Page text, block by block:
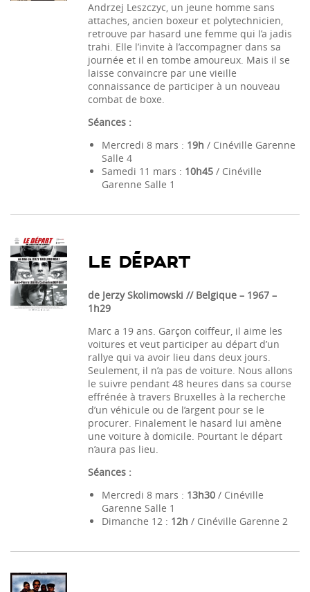
Andrzej Leszczyc, un jeune homme sans
attaches, ancien boxeur et polytechnicien,
retrouve par hasard une femme qui l’a jadis
trahi. Elle l’invite à l’accompagner dans sa
journée et il en tombe amoureux. Mais il se
laisse convaincre par une vieille
connaissance de participer à un nouveau
combat de boxe.
Séances :
Mercredi 8 mars : 19h / Cinéville Garenne
Salle 4
Samedi 11 mars : 10h45 / Cinéville
Garenne Salle 1
LE DÉPART
de Jerzy Skolimowski // Belgique – 1967 –
1h29
Marc a 19 ans. Garçon coiffeur, il aime les
voitures et veut participer au départ d’un
rallye qui va avoir lieu dans deux jours.
Seulement, il n’a pas de voiture. Nous allons
le suivre pendant 48 heures dans sa course
effrénée à travers Bruxelles à la recherche
d’un véhicule ou de l’argent pour se le
procurer. Finalement le hasard lui amène
une voiture à domicile. Pourtant le départ
n’aura pas lieu.
Séances :
Mercredi 8 mars : 13h30 / Cinéville
Garenne Salle 1
Dimanche 12 : 12h / Cinéville Garenne 2